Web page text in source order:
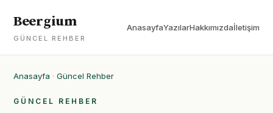
Beergium
GÜNCEL REHBER
AnasayfaYazılarHakkımızdaİletişim
Anasayfa · Güncel Rehber
GÜNCEL REHBER